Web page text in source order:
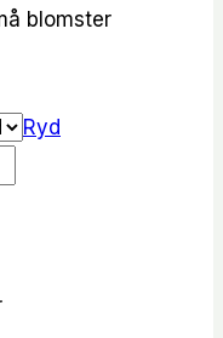
blomster
Ryd